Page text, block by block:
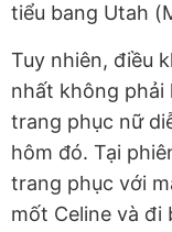
tiểu bang Utah
Tuy nhiên, điều
nhất không phải
trang phục nữ
hôm đó. Tại
trang phục với
mốt Celine và đi